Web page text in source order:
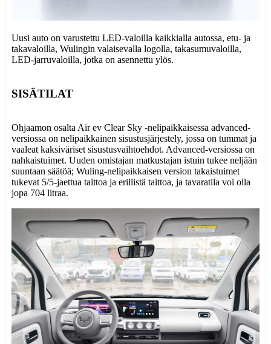
Uusi auto on varustettu LED-valoilla kaikkialla autossa, etu- ja
takavaloilla, Wulingin valaisevalla logolla, takasumuvaloilla,
LED-jarruvaloilla, jotka on asennettu ylös.
SISÄTILAT
Ohjaamon osalta Air ev Clear Sky -nelipaikkaisessa advanced-
versiossa on nelipaikkainen sisustusjärjestely, jossa on tummat ja
vaaleat kaksiväriset sisustusvaihtoehdot. Advanced-versiossa on
nahkaistuimet. Uuden omistajan matkustajan istuin tukee neljään
suuntaan säätöä; Wuling-nelipaikkaisen version takaistuimet
tukevat 5/5-jaettua taittoa ja erillistä taittoa, ja tavaratila voi olla
jopa 704 litraa.